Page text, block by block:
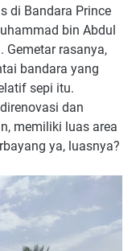
di Bandara Prince
bin Abdul
Gemetar rasanya,
bandara yang
sepi itu.
dan
memiliki luas area
ya, luasnya?